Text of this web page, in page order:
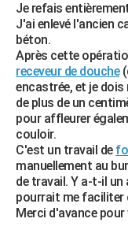
Guides de France
Escapades
Patrimoine
Expositions
Musées
Week-end nature
+LIFESTYLE
Art de vivre
Bien-être
Loisirs
Mode
Modes de vie
SANTE
Alimentation
Guide de la santé
Maladies
Médicaments
Sommeil
VOYAGE
Destinations
City break
Voyage nature
Voyage de noces
Forum
Climat
PHOTO
GUIDES D'ACHAT
BONS PLANS
CARTE DE VOEUX
Je refais
J'ai enlevé l'ancien
béton.
Après cette
receveur de douche
encastrée, et je dois
de plus de un
pour affleurer
couloir.
C'est un travail de
manuellement au
de travail. Y a-t-il
pourrait me faciliter
Merci d'avance